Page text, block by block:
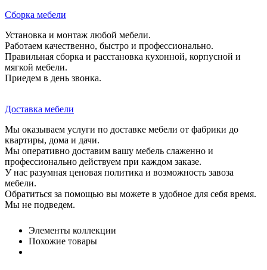
Сборка мебели
Установка и монтаж любой мебели.
Работаем качественно, быстро и профессионально.
Правильная сборка и расстановка кухонной, корпусной и
мягкой мебели.
Приедем в день звонка.
Доставка мебели
Мы оказываем услуги по доставке мебели от фабрики до
квартиры, дома и дачи.
Мы оперативно доставим вашу мебель слаженно и
профессионально действуем при каждом заказе.
У нас разумная ценовая политика и возможность завоза
мебели.
Обратиться за помощью вы можете в удобное для себя время.
Мы не подведем.
Элементы коллекции
Похожие товары